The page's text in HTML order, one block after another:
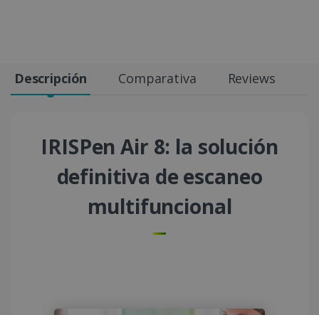
Descripción Comparativa Reviews
IRISPen Air 8: la solución
definitiva de escaneo
multifuncional